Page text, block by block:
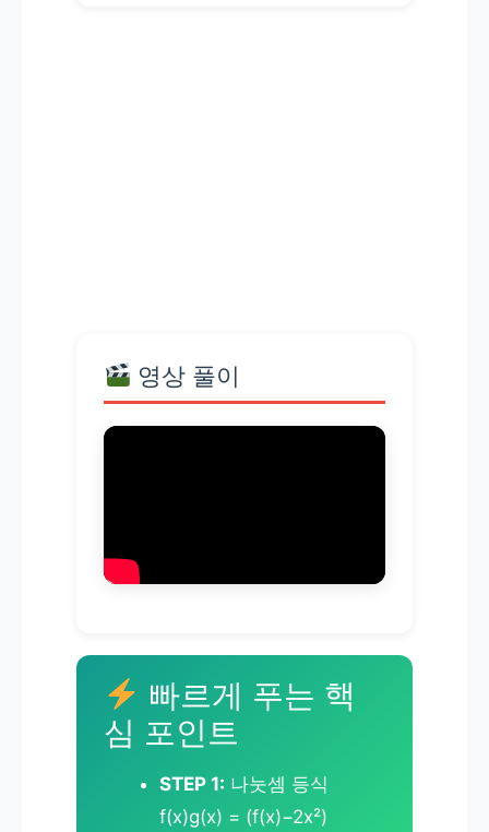
영상 풀이
빠르게 푸는 핵
심 포인트
STEP 1: 나눗셈 등식
f(x)g(x) = (f(x)−2x²)